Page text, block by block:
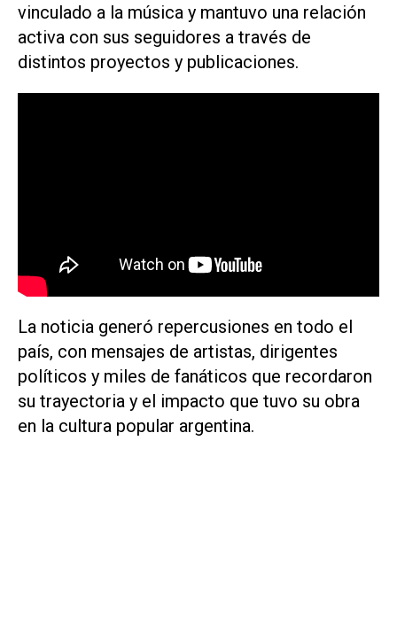
vinculado a la música y mantuvo una relación
activa con sus seguidores a través de
distintos proyectos y publicaciones.
La noticia generó repercusiones en todo el
país, con mensajes de artistas, dirigentes
políticos y miles de fanáticos que recordaron
su trayectoria y el impacto que tuvo su obra
en la cultura popular argentina.